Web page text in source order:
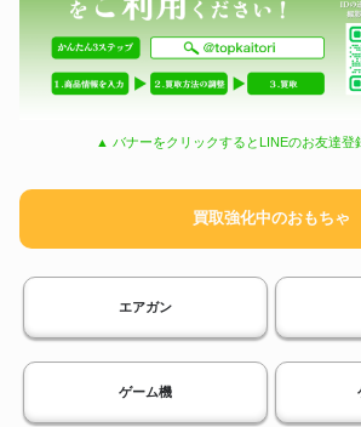
▲ バナーをクリックするとLINEのお友達登
買取強化中のおもちゃ
エアガン
ゲーム機